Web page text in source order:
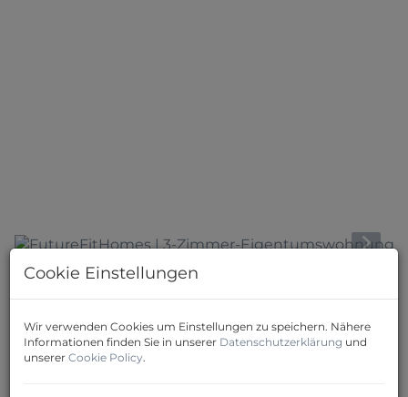
Cookie Einstellungen
Wir verwenden Cookies um Einstellungen zu speichern. Nähere
Informationen finden Sie in unserer Datenschutzerklärung und
unserer Cookie Policy.